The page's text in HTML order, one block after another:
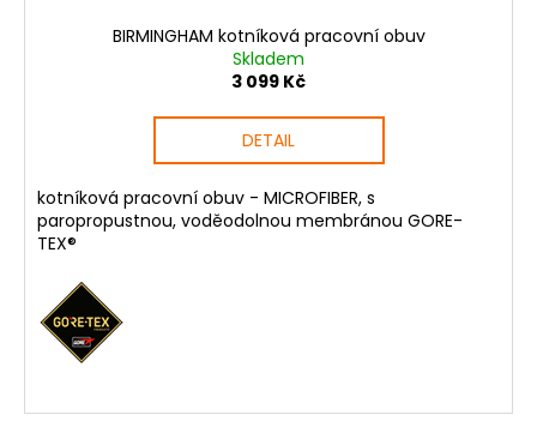
BIRMINGHAM kotníková pracovní obuv
Skladem
3 099 Kč
DETAIL
kotníková pracovní obuv - MICROFIBER, s
paropropustnou, voděodolnou membránou GORE-
TEX®